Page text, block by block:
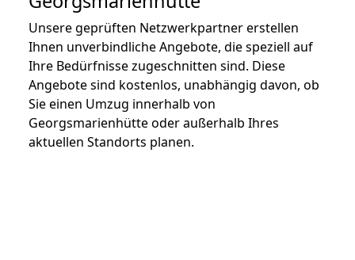
Unsere geprüften Netzwerkpartner erstellen
Ihnen unverbindliche Angebote, die speziell auf
Ihre Bedürfnisse zugeschnitten sind. Diese
Angebote sind kostenlos, unabhängig davon, ob
Sie einen Umzug innerhalb von
Georgsmarienhütte oder außerhalb Ihres
aktuellen Standorts planen.